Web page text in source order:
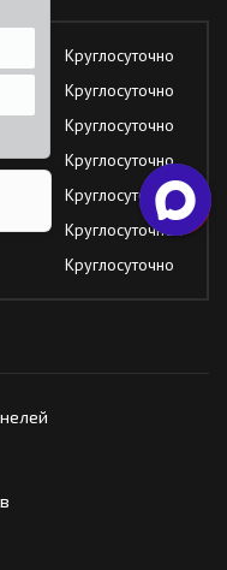
Круглосуточно
Круглосуточно
Круглосуточно
Круглосуточно
Круглосуточно
Круглосуточно
Круглосуточно